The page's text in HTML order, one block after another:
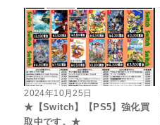
2024年10月25日
★【Switch】【PS5】強化買
取中です。★